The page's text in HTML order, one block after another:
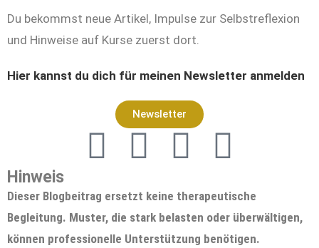
Du bekommst neue Artikel, Impulse zur Selbstreflexion
und Hinweise auf Kurse zuerst dort.
Hier kannst du dich für meinen Newsletter anmelden
Newsletter
Hinweis
Dieser Blogbeitrag ersetzt keine therapeutische
Begleitung. Muster, die stark belasten oder überwältigen,
können professionelle Unterstützung benötigen.